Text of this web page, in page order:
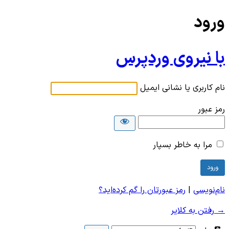
ورود
با نیروی وردپرس
نام کاربری یا نشانی ایمیل
رمز عبور
مرا به خاطر بسپار
نام‌نویسی | رمز عبورتان را گم کرده‌اید؟
→ رفتن به کلایر